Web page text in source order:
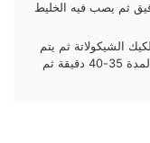
ثم يصب فيه الخليط
الشيكولاتة ثم يتم
ادخالها فرن بدرجة حرارة 180 درجة مئويةلمدة 35-40 دقيقة ثم